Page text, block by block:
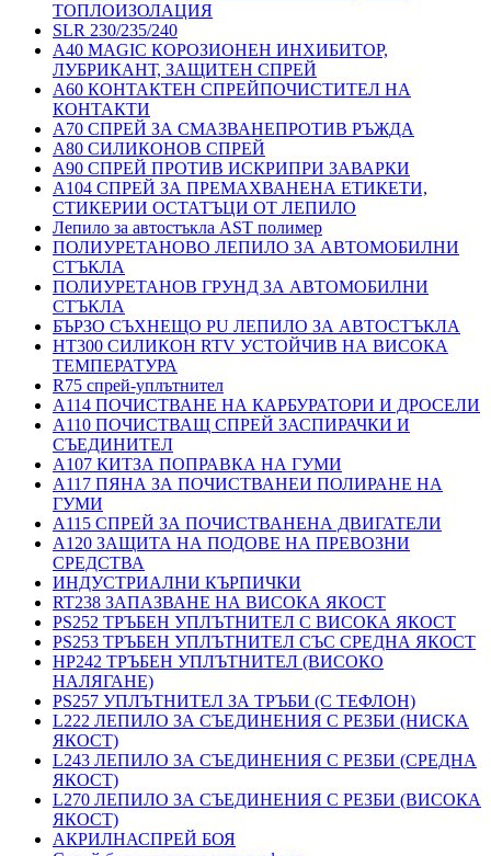
ТОПЛОИЗОЛАЦИЯ
SLR 230/235/240
A40 MAGIC КОРОЗИОНЕН ИНХИБИТОР,
ЛУБРИКАНТ, ЗАЩИТЕН СПРЕЙ
A60 КОНТАКТЕН СПРЕЙПОЧИСТИТЕЛ НА
КОНТАКТИ
A70 СПРЕЙ ЗА СМАЗВАНЕПРОТИВ РЪЖДА
A80 СИЛИКОНОВ СПРЕЙ
A90 СПРЕЙ ПРОТИВ ИСКРИПРИ ЗАВАРКИ
A104 СПРЕЙ ЗА ПРЕМАХВАНЕНА ЕТИКЕТИ,
СТИКЕРИИ ОСТАТЪЦИ ОТ ЛЕПИЛО
Лепило за автостъкла AST полимер
ПОЛИУРЕТАНОВО ЛЕПИЛО ЗА АВТОМОБИЛНИ
СТЪКЛА
ПОЛИУРЕТАНОВ ГРУНД ЗА АВТОМОБИЛНИ
СТЪКЛА
БЪРЗО СЪХНЕЩО PU ЛЕПИЛО ЗА АВТОСТЪКЛА
HT300 СИЛИКОН RTV УСТОЙЧИВ НА ВИСОКА
ТЕМПЕРАТУРА
R75 спрей-уплътнител
A114 ПОЧИСТВАНЕ НА КАРБУРАТОРИ И ДРОСЕЛИ
A110 ПОЧИСТВАЩ СПРЕЙ ЗАСПИРАЧКИ И
СЪЕДИНИТЕЛ
A107 КИТЗА ПОПРАВКА НА ГУМИ
A117 ПЯНА ЗА ПОЧИСТВАНЕИ ПОЛИРАНЕ НА
ГУМИ
A115 СПРЕЙ ЗА ПОЧИСТВАНЕНА ДВИГАТЕЛИ
A120 ЗАЩИТА НА ПОДОВЕ НА ПРЕВОЗНИ
СРЕДСТВА
ИНДУСТРИАЛНИ КЪРПИЧКИ
RT238 ЗАПАЗВАНЕ НА ВИСОКА ЯКОСТ
PS252 ТРЪБЕН УПЛЪТНИТЕЛ С ВИСОКА ЯКОСТ
PS253 ТРЪБЕН УПЛЪТНИТЕЛ СЪС СРЕДНА ЯКОСТ
HP242 ТРЪБЕН УПЛЪТНИТЕЛ (ВИСОКО
НАЛЯГАНЕ)
PS257 УПЛЪТНИТЕЛ ЗА ТРЪБИ (С ТЕФЛОН)
L222 ЛЕПИЛО ЗА СЪЕДИНЕНИЯ С РЕЗБИ (НИСКА
ЯКОСТ)
L243 ЛЕПИЛО ЗА СЪЕДИНЕНИЯ С РЕЗБИ (СРЕДНА
ЯКОСТ)
L270 ЛЕПИЛО ЗА СЪЕДИНЕНИЯ С РЕЗБИ (ВИСОКА
ЯКОСТ)
АКРИЛНАСПРЕЙ БОЯ